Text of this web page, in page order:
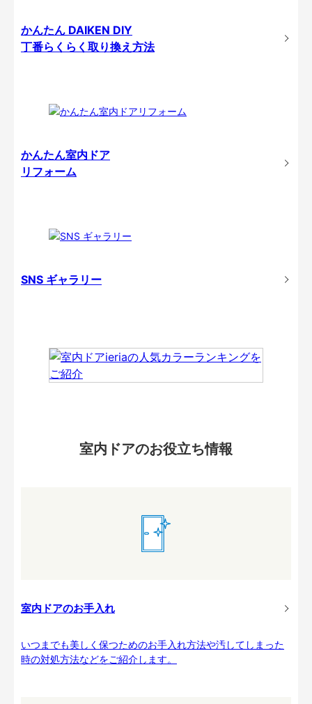
かんたん DAIKEN DIY
丁番らくらく取り換え方法
かんたん室内ドア
リフォーム
SNS ギャラリー
室内ドアのお役立ち情報
室内ドアのお手入れ
いつまでも美しく保つためのお手入れ方法や汚してしまった
時の対処方法などをご紹介します。